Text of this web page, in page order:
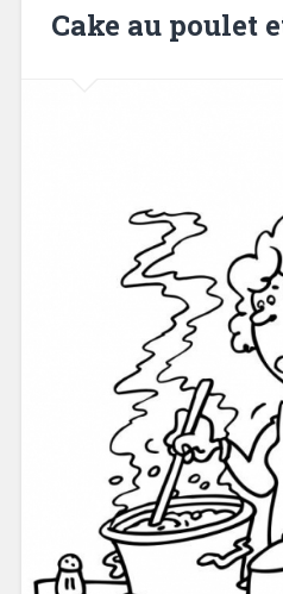
Cake au poulet